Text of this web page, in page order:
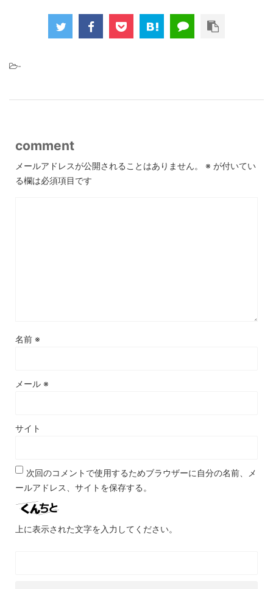
-
comment
メールアドレスが公開されることはありません。 ※ が付いてい
る欄は必須項目です
名前 ※
メール ※
サイト
次回のコメントで使用するためブラウザーに自分の名前、メ
ールアドレス、サイトを保存する。
上に表示された文字を入力してください。